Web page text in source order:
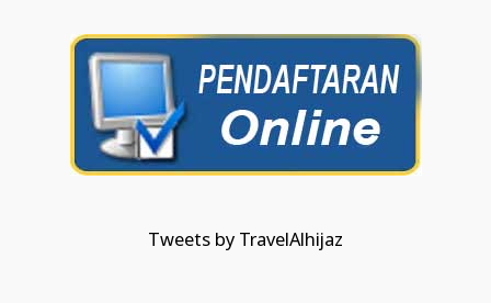
Tweets by TravelAlhijaz